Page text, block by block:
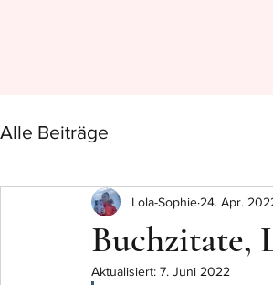
Alle Beiträge
Buchzitate,
Lola-Sophie 24. Apr.
Aktualisiert: 7. Juni 2022